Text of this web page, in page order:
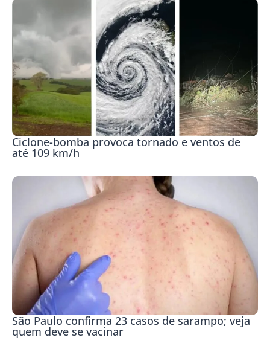
Ciclone-bomba provoca tornado e ventos de
até 109 km/h
São Paulo confirma 23 casos de sarampo; veja
quem deve se vacinar